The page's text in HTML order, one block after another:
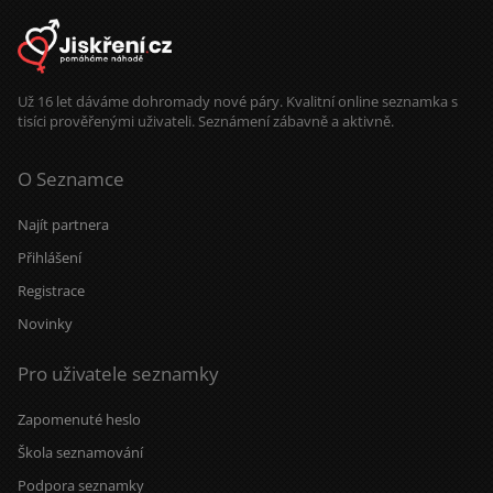
Už 16 let dáváme dohromady nové páry. Kvalitní online seznamka s
tisíci prověřenými uživateli. Seznámení zábavně a aktivně.
O Seznamce
Najít partnera
Přihlášení
Registrace
Novinky
Pro uživatele seznamky
Zapomenuté heslo
Škola seznamování
Podpora seznamky